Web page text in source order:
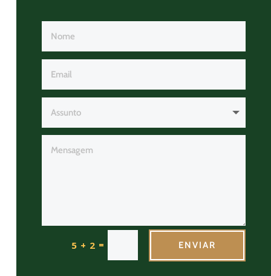
5 + 2 = ENVIAR